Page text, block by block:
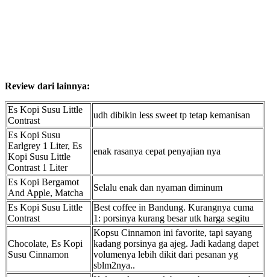
Review dari lainnya:
Es Kopi Susu Little
Contrast
udh dibikin less sweet tp tetap kemanisan
Es Kopi Susu
Earlgrey 1 Liter, Es
Kopi Susu Little
Contrast 1 Liter
enak rasanya cepat penyajian nya
Es Kopi Bergamot
And Apple, Matcha
Selalu enak dan nyaman diminum
Es Kopi Susu Little
Contrast
Best coffee in Bandung. Kurangnya cuma
1: porsinya kurang besar utk harga segitu
Chocolate, Es Kopi
Susu Cinnamon
Kopsu Cinnamon ini favorite, tapi sayang
kadang porsinya ga ajeg. Jadi kadang dapet
volumenya lebih dikit dari pesanan yg
sblm2nya..